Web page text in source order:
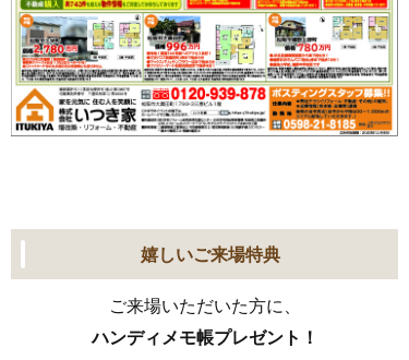
嬉しいご来場特典
ご来場いただいた方に、
ハンディメモ帳プレゼント！